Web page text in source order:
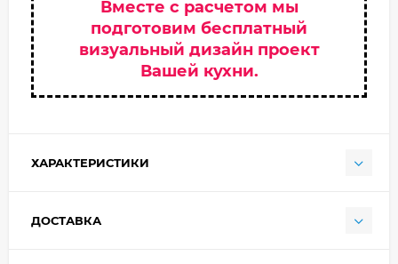
Вместе с расчетом мы
подготовим бесплатный
визуальный дизайн проект
Вашей кухни.
ХАРАКТЕРИСТИКИ
ДОСТАВКА